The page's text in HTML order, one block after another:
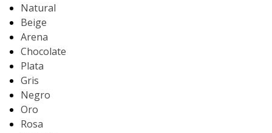
Natural
Beige
Arena
Chocolate
Plata
Gris
Negro
Oro
Rosa